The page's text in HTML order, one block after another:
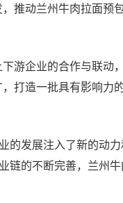
推动兰州牛肉拉面预
游企业的合作与联动
打造一批具有影响力
的发展注入了新的动
链的不断完善，兰州